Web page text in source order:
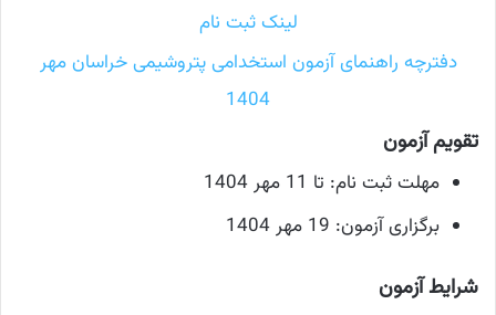
لینک ثبت نام
دفترچه راهنمای آزمون استخدامی پتروشیمی خراسان مهر
1404
تقویم آزمون
مهلت ثبت نام: تا 11 مهر 1404
برگزاری آزمون: 19 مهر 1404
شرایط آزمون